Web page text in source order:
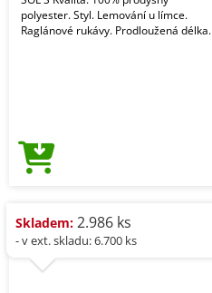
polyester. Styl. Lemování u límce.
Raglánové rukávy. Prodloužená délka.
Skladem: 2.986 ks
- v ext. skladu: 6.700 ks